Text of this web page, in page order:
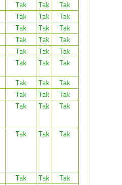
Tak Tak
Tak
Tak Tak
Tak
Tak Tak
Tak
Tak Tak
Tak
Tak Tak
Tak
Tak Tak Tak
Tak Tak
Tak
Tak Tak
Tak
Tak Tak Tak
Tak Tak Tak
Tak Tak
Tak